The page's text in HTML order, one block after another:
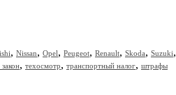
, Nissan, Opel, Peugeot, Renault, Skoda, Suzuki,
, техосмотр, транспортный налог, штрафы